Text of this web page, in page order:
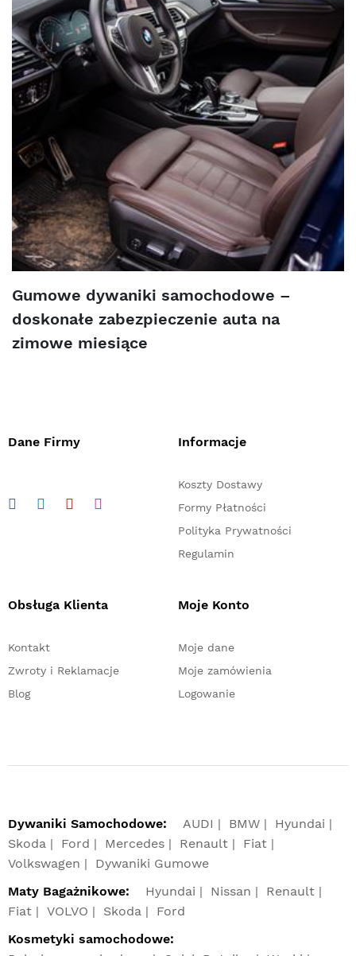
Gumowe dywaniki samochodowe –
doskonałe zabezpieczenie auta na
zimowe miesiące
Dane Firmy Informacje
Koszty Dostawy
Formy Płatności
Polityka Prywatności
Regulamin
Obsługa Klienta
Kontakt
Zwroty i Reklamacje
Blog
Moje Konto
Moje dane
Moje zamówienia
Logowanie
Dywaniki Samochodowe: AUDI BMW
Hyundai
Skoda
Ford Mercedes Renault
Fiat
Volkswagen
Dywaniki Gumowe
Maty Bagażnikowe:
Hyundai Nissan
Renault
Fiat
VOLVO Skoda
Ford
Kosmetyki samochodowe: